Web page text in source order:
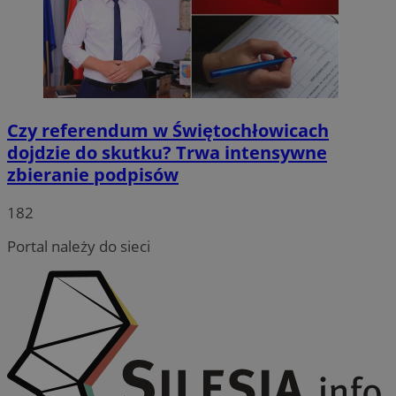
Czy referendum w Świętochłowicach
dojdzie do skutku? Trwa intensywne
zbieranie podpisów
182
Portal należy do sieci